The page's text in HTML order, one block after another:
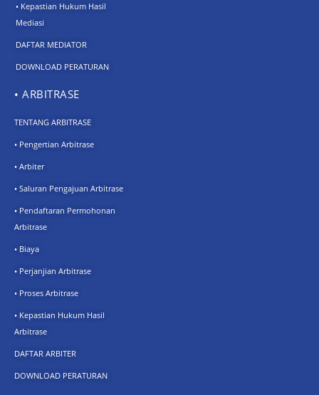
• Kepastian Hukum Hasil
Mediasi
DAFTAR MEDIATOR
DOWNLOAD PERATURAN
• ARBITRASE
TENTANG ARBITRASE
• Pengertian Arbitrase
• Arbiter
• Saluran Pengajuan Arbitrase
• Pendaftaran Permohonan
Arbitrase
• Biaya
• Perjanjian Arbitrase
• Proses Arbitrase
• Kepastian Hukum Hasil
Arbitrase
DAFTAR ARBITER
DOWNLOAD PERATURAN